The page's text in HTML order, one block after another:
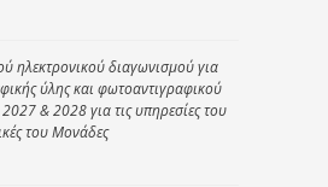
ηλεκτρονικού διαγωνισμού για
ύλης και φωτοαντιγραφικού
& 2028 για τις υπηρεσίες του
του Μονάδες